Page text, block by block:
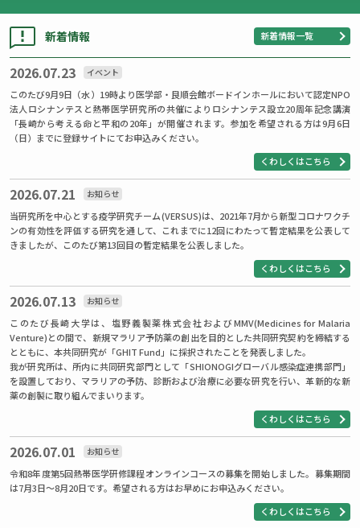
ださい。
暫定結果を公表しました。
新着情報 新着情報一覧
2026.07.23
このたび9月9日（水）19時より医学部・良順会館ボードインホールにおいて認定NPO
法人ロシナンテスと熱帯医学研究所の共催によりロシナンテス設立20周年記念講演
「長崎から考える命と平和の20年」が開催されます。参加を希望される方は9月6日
（日）までに登録サイトにてお申込みください。
イベント
くわしくはこちら
2026.07.21
当研究所を中心とする疫学研究チーム(VERSUS)は、2021年7月から新型コロナワクチ
ンの有効性を評価する研究を通して、これまでに12回にわたって暫定結果を公表して
きましたが、このたび第13回目の暫定結果を公表しました。
お知らせ
くわしくはこちら
2026.07.13
このたび長崎大学は、塩野義製薬株式会社およびMMV(Medicines for Malaria
Venture)との間で、新規マラリア予防薬の創出を目的とした共同研究契約を締結する
とともに、本共同研究が「GHIT Fund」に採択されたことを発表しました。
我が研究所は、所内に共同研究部門として「SHIONOGIグローバル感染症連携部門」
を設置しており、マラリアの予防、診断および治療に必要な研究を行い、革新的な新
薬の創製に取り組んでまいります。
お知らせ
くわしくはこちら
2026.07.01
令和8年度第5回熱帯医学研修課程オンラインコースの募集を開始しました。募集期間
は7月3日～8月20日です。希望される方はお早めにお申込みください。
お知らせ
くわしくはこちら